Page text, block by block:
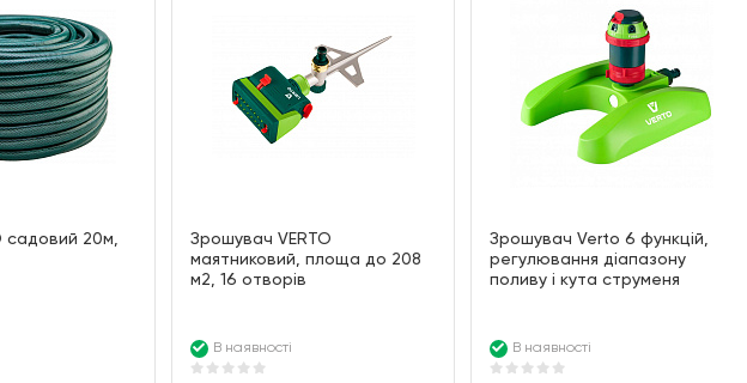
садовий 20м,
Зрошувач VERTO
маятниковий, площа до 208
м2, 16 отворів
В наявності
Зрошувач Verto 6 функцій,
регулювання діапазону
поливу і кута струменя
В наявності